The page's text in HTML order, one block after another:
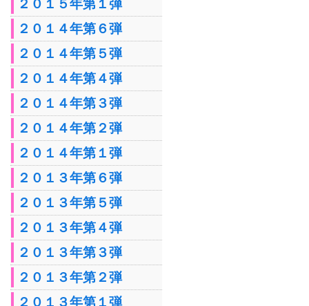
２０１５年第１弾
２０１４年第６弾
２０１４年第５弾
２０１４年第４弾
２０１４年第３弾
２０１４年第２弾
２０１４年第１弾
２０１３年第６弾
２０１３年第５弾
２０１３年第４弾
２０１３年第３弾
２０１３年第２弾
２０１３年第１弾